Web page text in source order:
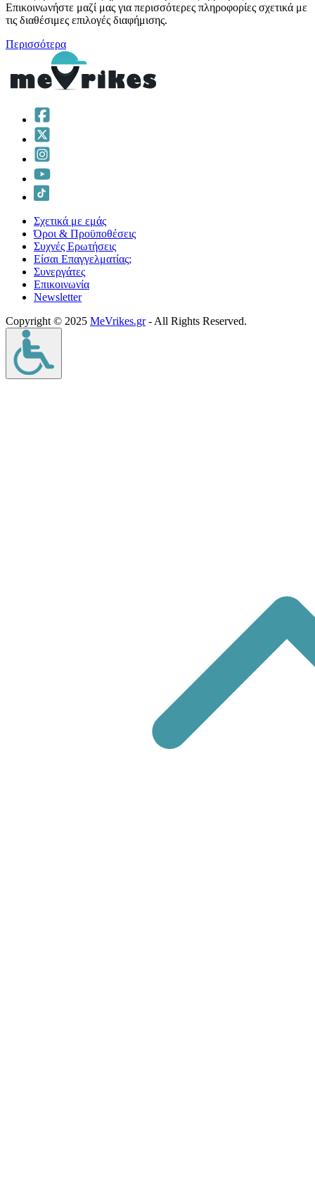
Επικοινωνήστε μαζί μας για περισσότερες πληροφορίες σχετικά με
τις διαθέσιμες επιλογές διαφήμισης.
Περισσότερα
Σχετικά με εμάς
Όροι & Προϋποθέσεις
Συχνές Ερωτήσεις
Είσαι Επαγγελματίας;
Συνεργάτες
Επικοινωνία
Νewsletter
Copyright © 2025 MeVrikes.gr- All Rights Reserved.